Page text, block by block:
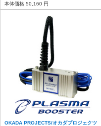
本体価格 50,160 円
OKADA PROJECTS/オカダプロジェクツ